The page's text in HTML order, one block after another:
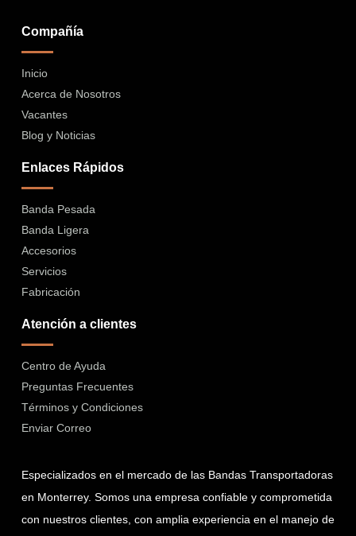
Compañía
Inicio
Acerca de Nosotros
Vacantes
Blog y Noticias
Enlaces Rápidos
Banda Pesada
Banda Ligera
Accesorios
Servicios
Fabricación
Atención a clientes
Centro de Ayuda
Preguntas Frecuentes
Términos y Condiciones
Enviar Correo
Especializados en el mercado de las Bandas Transportadoras
en Monterrey. Somos una empresa confiable y comprometida
con nuestros clientes, con amplia experiencia en el manejo de